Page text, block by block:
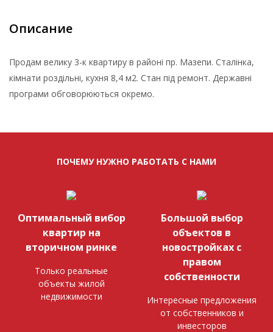
Описание
Продам велику 3-к квартиру в районі пр. Мазепи. Сталінка,
кімнати роздільні, кухня 8,4 м2. Стан під ремонт. Державні
програми обговорюються окремо.
ПОЧЕМУ НУЖНО РАБОТАТЬ С НАМИ
Оптимальный вибор
квартир на
вторичном ринке
Только реальные
объекты жилой
недвижимости
Большой выбор
объектов в
новостройках с
правом
собственности
Интересные предложения
от собственников и
инвесторов